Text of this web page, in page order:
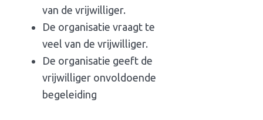
van de vrijwilliger.
De organisatie vraagt te
veel van de vrijwilliger.
De organisatie geeft de
vrijwilliger onvoldoende
begeleiding